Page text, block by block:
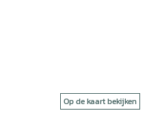
Op de kaart bekijken